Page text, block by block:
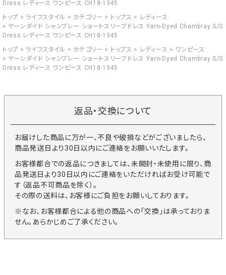
Dress レディース ワンピース CH18-1345
トップ
ライフスタイル カテゴリー トップス
レディース
ヤーンダイド シャンブレー ショートスリーブドレス Yarn-Dyed Chambray S/S
Dress レディース ワンピース CH18-1345
トップ
ライフスタイル カテゴリー トップス レディース
ワンピース
ヤーンダイド シャンブレー ショートスリーブドレス Yarn-Dyed Chambray S/S
Dress レディース ワンピース CH18-1345
返品・交換について
お届けした商品に万が一、不良や破損などがございましたら、
商品発送日より30日以内にご連絡をお願いいたします。
お客様都合での返品につきましては、未開封・未使用に限り、商
品発送日より30日以内にご連絡をいただければお受け可能で
す（返品不可商品を除く）。
その際の送料は、お客様にご負担をお願いしております。
※なお、お客様都合による他の商品への「交換」は承っておりま
せん。あらかじめご了承ください。